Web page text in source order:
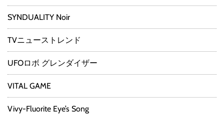
SYNDUALITY Noir
TVニューストレンド
UFOロボ グレンダイザー
VITAL GAME
Vivy-Fluorite Eye’s Song